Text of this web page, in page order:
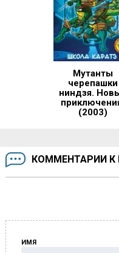
Мутанты
черепашки
ниндзя.
(2003)
КОММЕНТАРИИ
ИМЯ